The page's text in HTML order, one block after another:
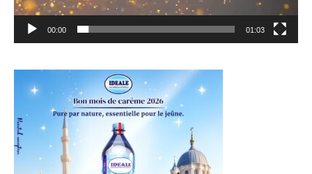
00:00 01:03